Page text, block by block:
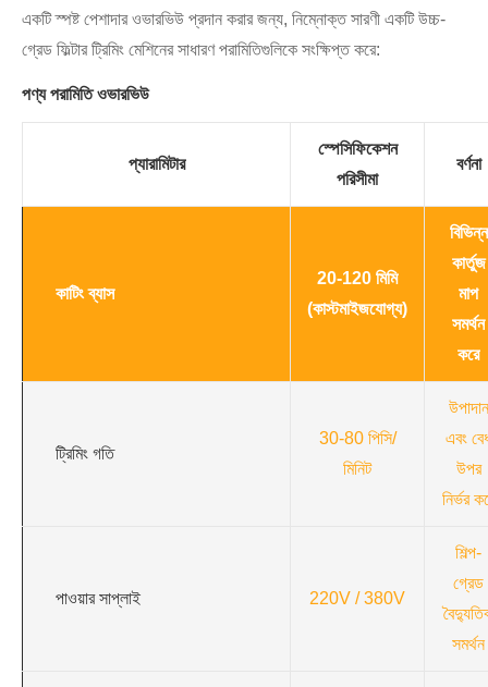
একটি স্পষ্ট পেশাদার ওভারভিউ প্রদান করার জন্য, নিম্নোক্ত সারণী একটি উচ্চ-
গ্রেড ফিল্টার ট্রিমিং মেশিনের সাধারণ পরামিতিগুলিকে সংক্ষিপ্ত করে:
পণ্য পরামিতি ওভারভিউ
প্যারামিটার
স্পেসিফিকেশন
পরিসীমা
বর্ণনা
কাটিং ব্যাস
20-120 মিমি
(কাস্টমাইজযোগ্য)
বিভিন্ন
কার্তুজ
মাপ
সমর্থন
করে
ট্রিমিং গতি
30-80 পিসি/
মিনিট
উপাদান
এবং
উপর
নির্ভর
পাওয়ার সাপ্লাই 220V / 380V
শিল্প-
গ্রেড
সমর্থন